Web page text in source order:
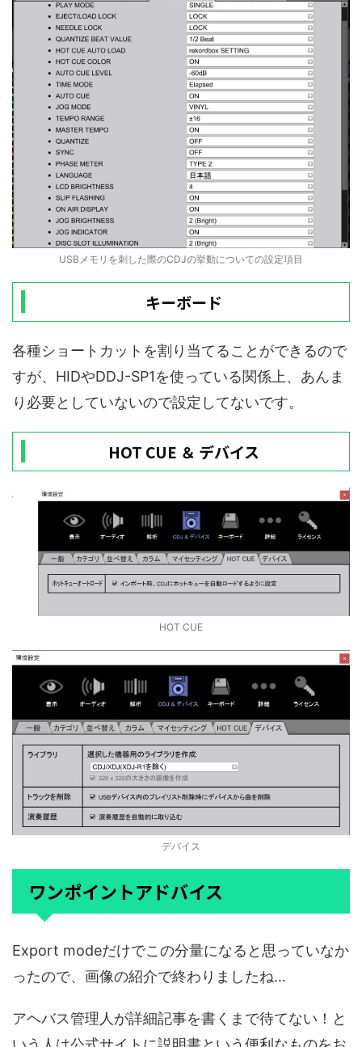
USBメモリを刺した際のCDJの挙動についての設定項目
キーボード
各種ショートカットを割り当てることができるので
すが、HIDやDDJ-SP1を使っている関係上、あんま
り必要としていないので設定してないです。
HOT CUE ＆ デバイス
HOT CUE
デバイス
ワンポイントアドバイス
Export modeだけでこの分量になると思っていなか
ったので、画像の紹介で終わりましたね…
アヘバス管理人が詳細記事を書くまで待てない！と